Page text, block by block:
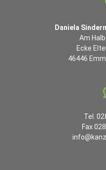
Daniela
Am
Ecke
46446
Tel.
Fax